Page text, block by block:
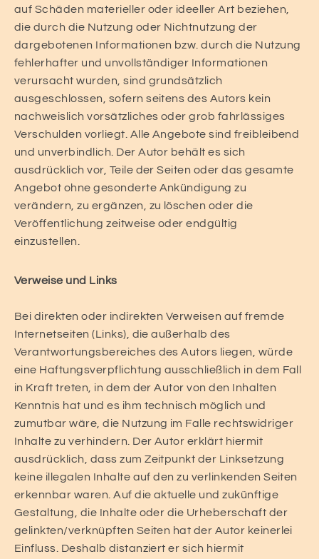
auf Schäden materieller oder ideeller Art beziehen,
die durch die Nutzung oder Nichtnutzung der
dargebotenen Informationen bzw. durch die Nutzung
fehlerhafter und unvollständiger Informationen
verursacht wurden, sind grundsätzlich
ausgeschlossen, sofern seitens des Autors kein
nachweislich vorsätzliches oder grob fahrlässiges
Verschulden vorliegt. Alle Angebote sind freibleibend
und unverbindlich. Der Autor behält es sich
ausdrücklich vor, Teile der Seiten oder das gesamte
Angebot ohne gesonderte Ankündigung zu
verändern, zu ergänzen, zu löschen oder die
Veröffentlichung zeitweise oder endgültig
einzustellen.
Verweise und Links
Bei direkten oder indirekten Verweisen auf fremde
Internetseiten (Links), die außerhalb des
Verantwortungsbereiches des Autors liegen, würde
eine Haftungsverpflichtung ausschließlich in dem Fall
in Kraft treten, in dem der Autor von den Inhalten
Kenntnis hat und es ihm technisch möglich und
zumutbar wäre, die Nutzung im Falle rechtswidriger
Inhalte zu verhindern. Der Autor erklärt hiermit
ausdrücklich, dass zum Zeitpunkt der Linksetzung
keine illegalen Inhalte auf den zu verlinkenden Seiten
erkennbar waren. Auf die aktuelle und zukünftige
Gestaltung, die Inhalte oder die Urheberschaft der
gelinkten/verknüpften Seiten hat der Autor keinerlei
Einfluss. Deshalb distanziert er sich hiermit